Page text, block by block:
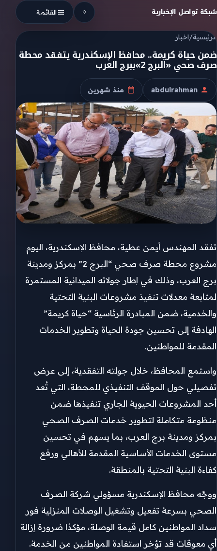
Skip to content
شبكة تواصل الإخبارية القائمة
الرئيسية/اخبار
ضمن حياة كريمة.. محافظ الإسكندرية يتفقد محطة
صرف صحي «البرج 2»ببرج العرب
الكاتب
abdulrahman
تاريخ النشر
منذ شهرين
تفقد المهندس أيمن عطية، محافظ الإسكندرية، اليوم
مشروع محطة صرف صحي “البرج 2” بمركز ومدينة
برج العرب، وذلك في إطار جولاته الميدانية المستمرة
لمتابعة معدلات تنفيذ مشروعات البنية التحتية
والخدمية، ضمن المبادرة الرئاسية “حياة كريمة”
الهادفة إلى تحسين جودة الحياة وتطوير الخدمات
المقدمة للمواطنين.
واستمع المحافظ، خلال جولته التفقدية، إلى عرض
تفصيلي حول الموقف التنفيذي للمحطة، التي تُعد
أحد المشروعات الحيوية الجاري تنفيذها ضمن
منظومة متكاملة لتطوير خدمات الصرف الصحي
بمركز ومدينة برج العرب، بما يسهم في تحسين
مستوى الخدمات الأساسية المقدمة للأهالي ورفع
كفاءة البنية التحتية بالمنطقة.
ووجّه محافظ الإسكندرية مسؤولي شركة الصرف
الصحي بسرعة تفعيل وتشغيل الوصلات المنزلية فور
سداد المواطنين كامل قيمة الوصلة، مؤكدًا ضرورة إزالة
أي معوقات قد تؤخر استفادة المواطنين من الخدمة.